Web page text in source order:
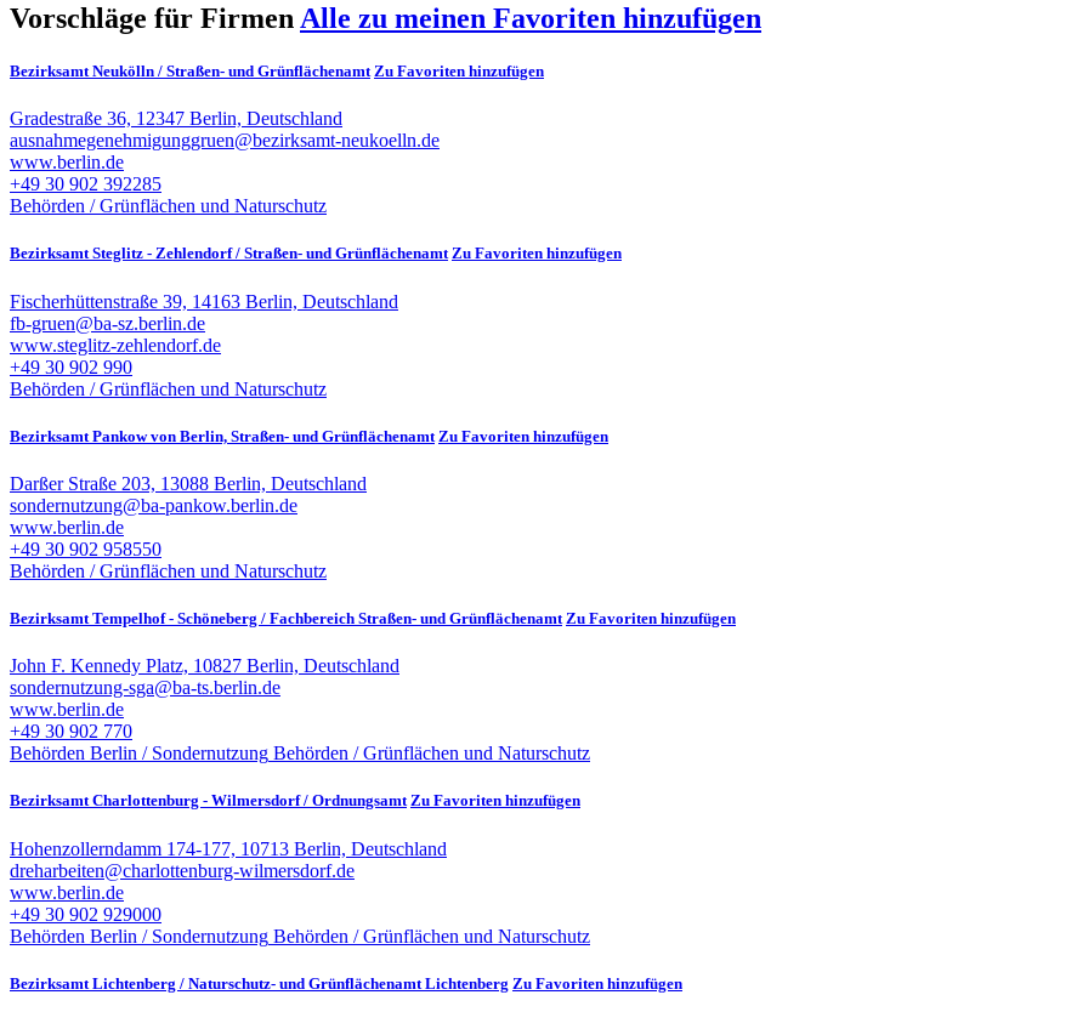
Vorschläge für Firmen Alle zu meinen Favoriten hinzufügen
Bezirksamt Neukölln / Straßen- und Grünflächenamt Zu Favoriten hinzufügen
Gradestraße 36, 12347 Berlin, Deutschland
ausnahmegenehmigunggruen@bezirksamt-neukoelln.de
www.berlin.de
+49 30 902 392285
Behörden / Grünflächen und Naturschutz
Bezirksamt Steglitz - Zehlendorf / Straßen- und Grünflächenamt Zu Favoriten hinzufügen
Fischerhüttenstraße 39, 14163 Berlin, Deutschland
fb-gruen@ba-sz.berlin.de
www.steglitz-zehlendorf.de
+49 30 902 990
Behörden / Grünflächen und Naturschutz
Bezirksamt Pankow von Berlin, Straßen- und Grünflächenamt Zu Favoriten hinzufügen
Darßer Straße 203, 13088 Berlin, Deutschland
sondernutzung@ba-pankow.berlin.de
www.berlin.de
+49 30 902 958550
Behörden / Grünflächen und Naturschutz
Bezirksamt Tempelhof - Schöneberg / Fachbereich Straßen- und Grünflächenamt Zu Favoriten hinzufügen
John F. Kennedy Platz, 10827 Berlin, Deutschland
sondernutzung-sga@ba-ts.berlin.de
www.berlin.de
+49 30 902 770
Behörden Berlin / Sondernutzung Behörden / Grünflächen und Naturschutz
Bezirksamt Charlottenburg - Wilmersdorf / Ordnungsamt Zu Favoriten hinzufügen
Hohenzollerndamm 174-177, 10713 Berlin, Deutschland
dreharbeiten@charlottenburg-wilmersdorf.de
www.berlin.de
+49 30 902 929000
Behörden Berlin / Sondernutzung Behörden / Grünflächen und Naturschutz
Bezirksamt Lichtenberg / Naturschutz- und Grünflächenamt Lichtenberg Zu Favoriten hinzufügen